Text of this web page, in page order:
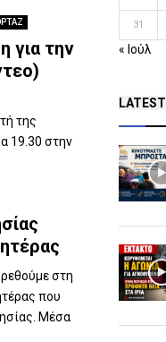
την
της
19.30 στην
στη
που
Μέσα
31
« Ιούλ
LATEST